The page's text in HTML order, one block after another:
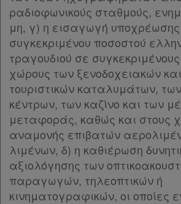
ραδιοφωνικούς σταθμούς,
μη, γ) η εισαγωγή
συγκεκριμένου ποσοστού
τραγουδιού σε
χώρους των ξενοδοχειακών
τουριστικών καταλυμάτων,
κέντρων, των καζίνο και των
μεταφοράς, καθώς και στους
αναμονής επιβατών
λιμένων, δ) η καθιέρωση
αξιολόγησης των
παραγωγών, τηλεοπτικών ή
κινηματογραφικών, οι οποίες